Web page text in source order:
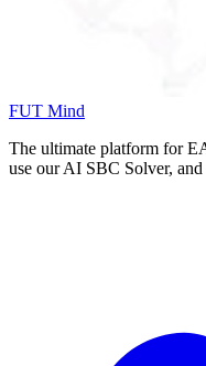
FUT Mind
The ultimate platform for
use our AI SBC Solver,